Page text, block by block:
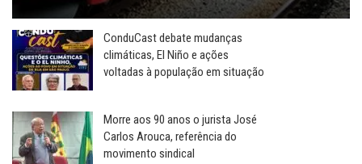
ConduCast debate mudanças
climáticas, El Niño e ações
voltadas à população em situação
Morre aos 90 anos o jurista José
Carlos Arouca, referência do
movimento sindical